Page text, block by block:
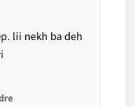
lii nekh ba deh